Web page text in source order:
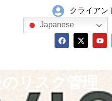
クライアン
Japanese
リスク管理